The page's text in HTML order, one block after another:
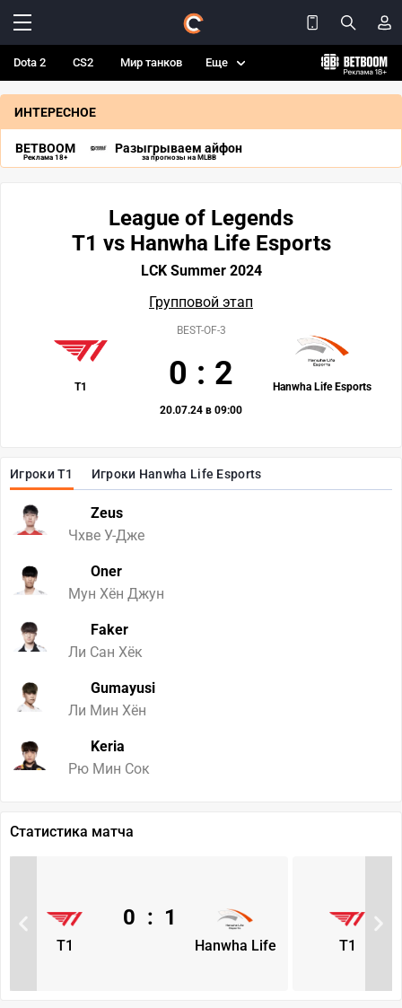
Dota 2 CS2 Мир танков Еще
ИНТЕРЕСНОЕ
BETBOOM
Реклама 18+
Разыгрываем айфон
за прогнозы на MLBB
Игроки T1 Игроки Hanwha Life Esports
Zeus
Чхве У-Дже
Oner
Мун Хён Джун
Faker
Ли Сан Хёк
Gumayusi
Ли Мин Хён
Keria
Рю Мин Сок
League of Legends
T1 vs Hanwha Life Esports
LCK Summer 2024
Групповой этап
T1 Hanwha Life Esports
BEST-OF-3
0 : 2
20.07.24 в 09:00
Статистика матча
T1 Hanwha Life
0 : 1
T1